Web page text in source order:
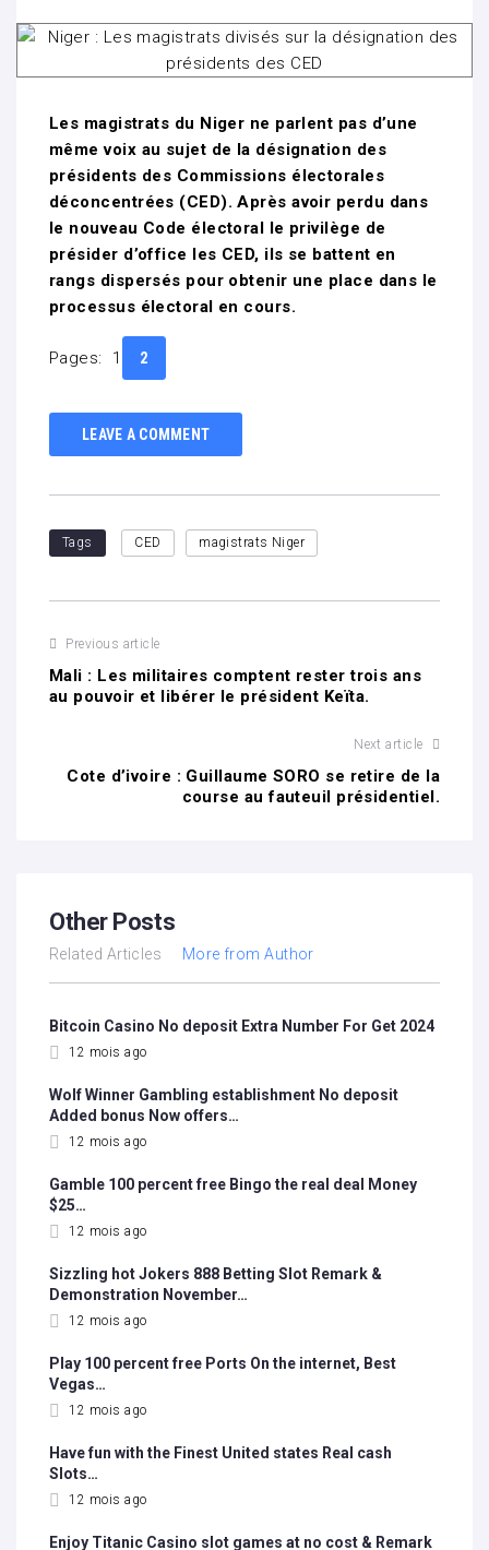
Les magistrats du Niger ne parlent pas d’une
même voix au sujet de la désignation des
présidents des Commissions électorales
déconcentrées (CED). Après avoir perdu dans
le nouveau Code électoral le privilège de
présider d’office les CED, ils se battent en
rangs dispersés pour obtenir une place dans le
processus électoral en cours.
Pages: 1 2
LEAVE A COMMENT
Tags CED magistrats Niger
Previous article
Mali : Les militaires comptent rester trois ans
au pouvoir et libérer le président Keïta.
Next article
Cote d’ivoire : Guillaume SORO se retire de la
course au fauteuil présidentiel.
Other Posts
Related Articles More from Author
Bitcoin Casino No deposit Extra Number For Get 2024
12 mois ago
Wolf Winner Gambling establishment No deposit
Added bonus Now offers…
12 mois ago
Gamble 100 percent free Bingo the real deal Money
$25…
12 mois ago
Sizzling hot Jokers 888 Betting Slot Remark &
Demonstration November…
12 mois ago
Play 100 percent free Ports On the internet, Best
Vegas…
12 mois ago
Have fun with the Finest United states Real cash
Slots…
12 mois ago
Enjoy Titanic Casino slot games at no cost & Remark